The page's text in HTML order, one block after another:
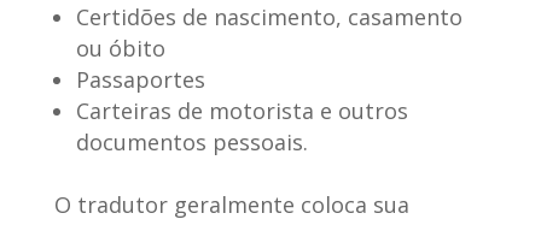
Certidões de nascimento, casamento
ou óbito
Passaportes
Carteiras de motorista e outros
documentos pessoais.
O tradutor geralmente coloca sua